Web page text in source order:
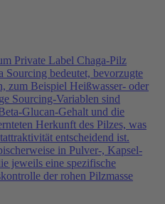
Private Label Chaga-Pilz
Sourcing bedeutet, bevorzugte
zum Beispiel Heißwasser- oder
Sourcing-Variablen sind
Glucan-Gehalt und die
Herkunft des Pilzes, was
entscheidend ist.
in Pulver-, Kapsel-
jeweils eine spezifische
der rohen Pilzmasse